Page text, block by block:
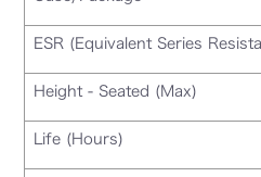
ESR (Equivalent Series
Height - Seated (Max)
Life (Hours)